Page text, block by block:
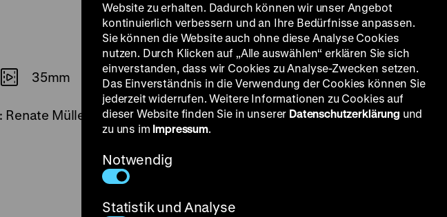
35mm
Renate Müller, Willy Fritsch, Leopoldine Konstantin,
Website zu erhalten. Dadurch können wir unser Angebot
kontinuierlich verbessern und an Ihre Bedürfnisse anpassen.
Sie können die Website auch ohne diese Analyse Cookies
nutzen. Durch Klicken auf „Alle auswählen“ erklären Sie sich
einverstanden, dass wir Cookies zu Analyse-Zwecken setzen.
Das Einverständnis in die Verwendung der Cookies können Sie
jederzeit widerrufen. Weitere Informationen zu Cookies auf
dieser Website finden Sie in unserer Datenschutzerklärung und
zu uns im Impressum.
Notwendig
Statistik und Analyse